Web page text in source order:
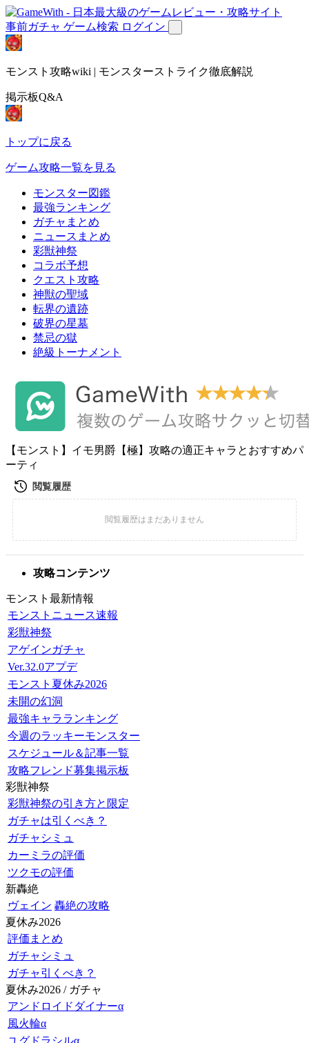
事前ガチャ ゲーム検索 ログイン
モンスト攻略wiki | モンスターストライク徹底解説
掲示板Q&A
トップに戻る
ゲーム攻略一覧を見る
モンスター図鑑
最強ランキング
ガチャまとめ
ニュースまとめ
彩獣神祭
コラボ予想
クエスト攻略
神獣の聖域
転界の遺跡
破界の星墓
禁忌の獄
絶級トーナメント
【モンスト】イモ男爵【極】攻略の適正キャラとおすすめパ
ーティ
攻略コンテンツ
モンスト最新情報
モンストニュース速報
彩獣神祭
アゲインガチャ
Ver.32.0アプデ
モンスト夏休み2026
未開の幻洞
最強キャラランキング
今週のラッキーモンスター
スケジュール＆記事一覧
攻略フレンド募集掲示板
彩獣神祭
彩獣神祭の引き方と限定
ガチャは引くべき？
ガチャシミュ
カーミラの評価
ツクモの評価
新轟絶
ヴェイン 轟絶の攻略
夏休み2026
評価まとめ
ガチャシミュ
ガチャ引くべき？
夏休み2026 / ガチャ
アンドロイドダイナーα
風火輪α
ユグドラシルα